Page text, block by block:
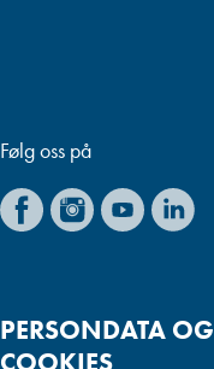
Følg oss på
PERSONDATA OG